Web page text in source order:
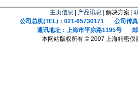
主页信息 产品讯息 | 解决方案 |
公司总机(TEL)：021-65730171 公司传真
通讯地址：上海市平凉路1195号 邮
本网站版权所有 © 2007 上海精密仪